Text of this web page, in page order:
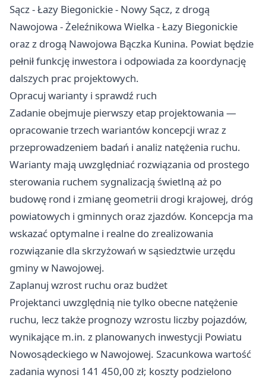
Sącz - Łazy Biegonickie - Nowy Sącz, z drogą
Nawojowa - Żeleźnikowa Wielka - Łazy Biegonickie
oraz z drogą Nawojowa Bączka Kunina. Powiat będzie
pełnił funkcję inwestora i odpowiada za koordynację
dalszych prac projektowych.
Opracuj warianty i sprawdź ruch
Zadanie obejmuje pierwszy etap projektowania —
opracowanie trzech wariantów koncepcji wraz z
przeprowadzeniem badań i analiz natężenia ruchu.
Warianty mają uwzględniać rozwiązania od prostego
sterowania ruchem sygnalizacją świetlną aż po
budowę rond i zmianę geometrii drogi krajowej, dróg
powiatowych i gminnych oraz zjazdów. Koncepcja ma
wskazać optymalne i realne do zrealizowania
rozwiązanie dla skrzyżowań w sąsiedztwie urzędu
gminy w Nawojowej.
Zaplanuj wzrost ruchu oraz budżet
Projektanci uwzględnią nie tylko obecne natężenie
ruchu, lecz także prognozy wzrostu liczby pojazdów,
wynikające m.in. z planowanych inwestycji Powiatu
Nowosądeckiego w Nawojowej. Szacunkowa wartość
zadania wynosi 141 450,00 zł; koszty podzielono